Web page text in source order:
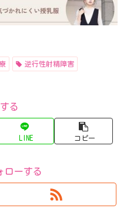
逆行性射精障害
る
LINE コピー
ローする